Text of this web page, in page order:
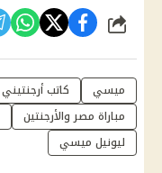
شارك
ميسي كاتب أرجنتيني
مباراة مصر والأرجنتين
ليونيل ميسي